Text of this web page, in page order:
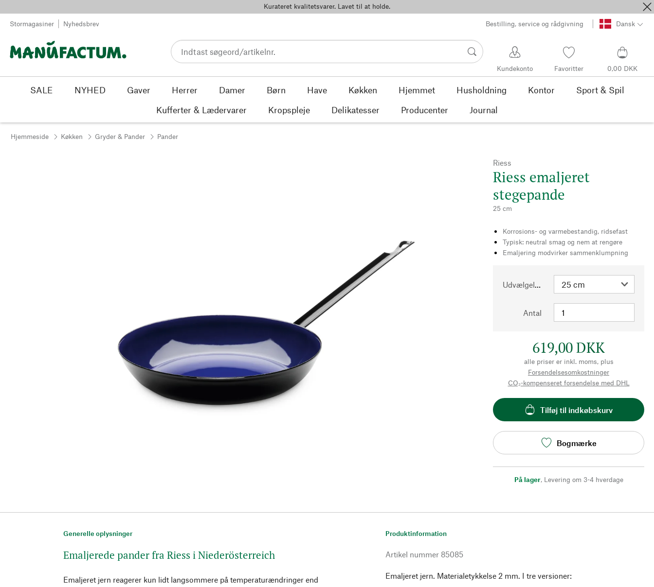
Kurateret kvalitetsvarer. Lavet til at holde.
Stormagasiner Nyhedsbrev Bestilling, service og rådgivning Dansk
Kundekonto Favoritter 0,00 DKK
SALE NYHED Gaver Herrer Damer Børn Have Køkken Hjemmet Husholdning Kontor
Sport & Spil
Kufferter & Lædervarer
Kropspleje Delikatesser Producenter Journal
Hjemmeside Køkken Gryder & Pander Pander
Riess
Riess emaljeret
stegepande
25 cm
Korrosions- og varmebestandig, ridsefast
Typisk: neutral smag og nem at rengøre
Emaljering modvirker sammenklumpning
Udvælgelse
Antal
619,00 DKK
alle priser er inkl. moms, plus
Forsendelsesomkostninger
CO₂-kompenseret forsendelse med DHL
Tilføj til indkøbskurv
Bogmærke
På lager, Levering om 3-4 hverdage
Generelle oplysninger
Emaljerede pander fra Riess i Niederösterreich
Emaljeret jern reagerer kun lidt langsommere på temperaturændringer end
Produktinformation
Artikel nummer 85085
Emaljeret jern. Materialetykkelse 2 mm. I tre versioner: